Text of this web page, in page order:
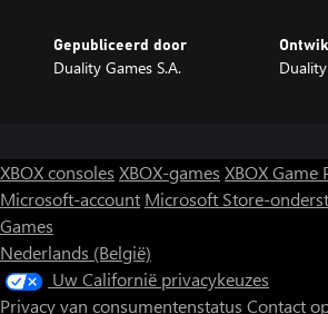
tegenstanders na te bootsen.
Gepubliceerd door
Duality Games S.A.
XBOX consoles XBOX-games XBOX Game
Microsoft-account Microsoft Store-
Games
Nederlands (België)
Uw Californië privacykeuzes
Privacy van consumentenstatus Contact